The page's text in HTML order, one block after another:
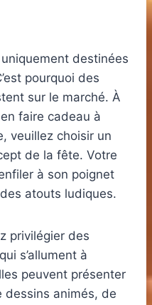
destinées
pourquoi des
sur le marché. À
faire cadeau à
veuillez choisir un
de la fête. Votre
à son poignet
atouts ludiques.
privilégier des
s’allument à
peuvent présenter
dessins animés, de